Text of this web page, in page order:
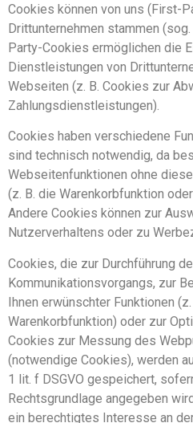
Cookies können von uns (First-
Drittunternehmen stammen
Party-Cookies ermöglichen die
Dienstleistungen von
Webseiten (z. B. Cookies zur
Zahlungsdienstleistungen).
Cookies haben verschiedene
sind technisch notwendig, da
Webseitenfunktionen ohne
(z. B. die Warenkorbfunktion
Andere Cookies können zur
Nutzerverhaltens oder zu
Cookies, die zur Durchführung
Kommunikationsvorgangs, zur
Ihnen erwünschter Funktionen
Warenkorbfunktion) oder zur
Cookies zur Messung des
(notwendige Cookies), werden
1 lit. f DSGVO gespeichert,
Rechtsgrundlage angegeben
ein berechtigtes Interesse an